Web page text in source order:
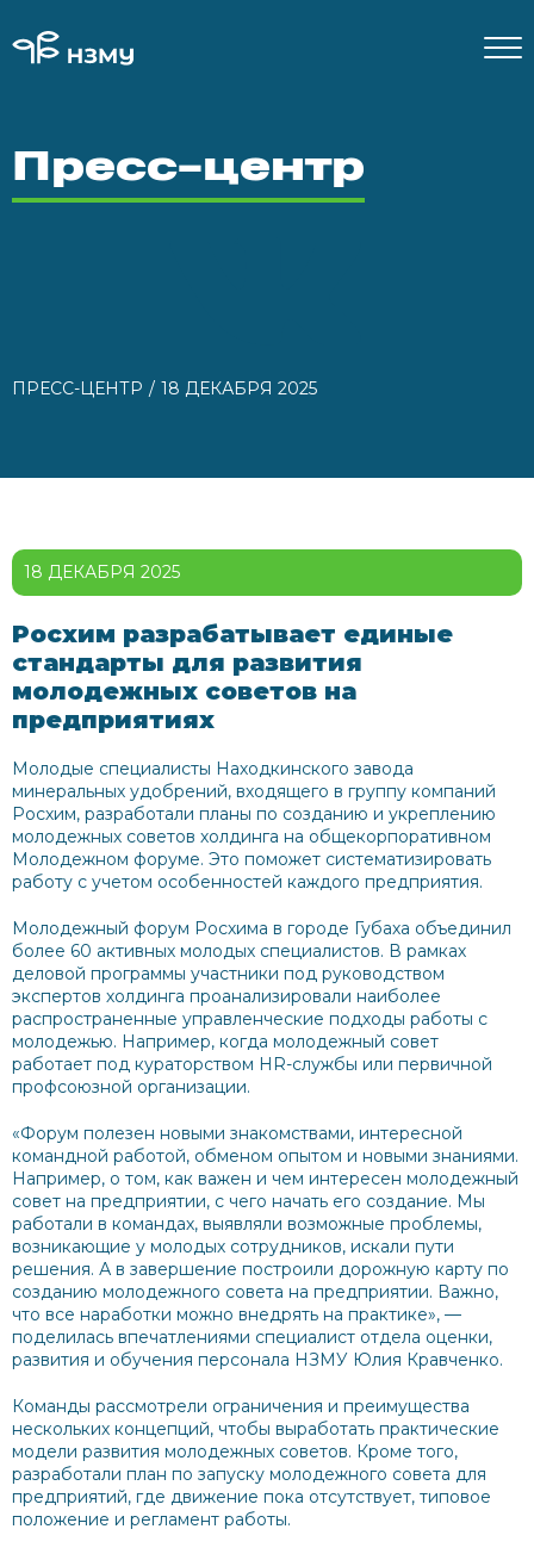
Пресс-центр
ПРЕСС-ЦЕНТР 18 ДЕКАБРЯ 2025
18 ДЕКАБРЯ 2025
Росхим разрабатывает единые
стандарты для развития
молодежных советов на
предприятиях
Молодые специалисты Находкинского завода
минеральных удобрений, входящего в группу компаний
Росхим, разработали планы по созданию и укреплению
молодежных советов холдинга на общекорпоративном
Молодежном форуме. Это поможет систематизировать
работу с учетом особенностей каждого предприятия.
Молодежный форум Росхима в городе Губаха объединил
более 60 активных молодых специалистов. В рамках
деловой программы участники под руководством
экспертов холдинга проанализировали наиболее
распространенные управленческие подходы работы с
молодежью. Например, когда молодежный совет
работает под кураторством HR-службы или первичной
профсоюзной организации.
«Форум полезен новыми знакомствами, интересной
командной работой, обменом опытом и новыми знаниями.
Например, о том, как важен и чем интересен молодежный
совет на предприятии, с чего начать его создание. Мы
работали в командах, выявляли возможные проблемы,
возникающие у молодых сотрудников, искали пути
решения. А в завершение построили дорожную карту по
созданию молодежного совета на предприятии. Важно,
что все наработки можно внедрять на практике», —
поделилась впечатлениями специалист отдела оценки,
развития и обучения персонала НЗМУ Юлия Кравченко.
Команды рассмотрели ограничения и преимущества
нескольких концепций, чтобы выработать практические
модели развития молодежных советов. Кроме того,
разработали план по запуску молодежного совета для
предприятий, где движение пока отсутствует, типовое
положение и регламент работы.